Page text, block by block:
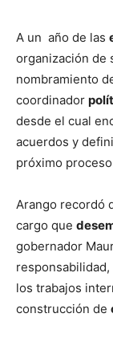
A un año de las
organización de
nombramiento
coordinador
desde el cual
acuerdos y
próximo
Arango recordó
cargo que
gobernador
los trabajos
construcción de